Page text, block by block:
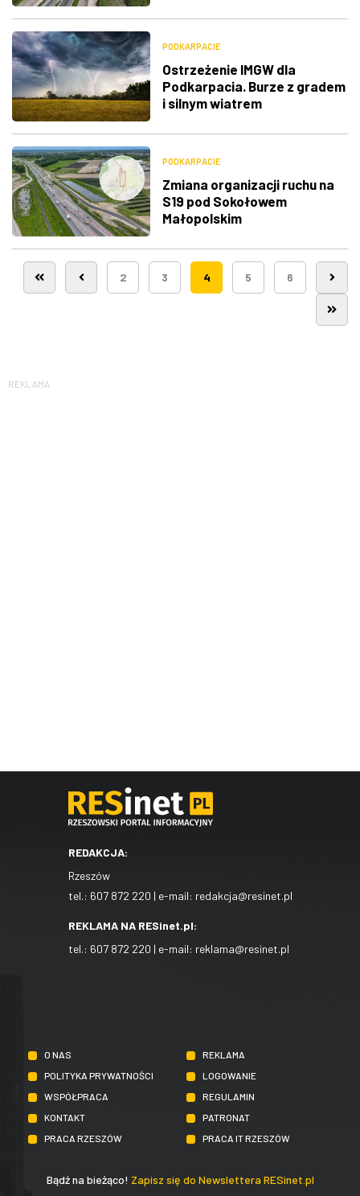
Barwinka
PODKARPACIE
Ostrzeżenie IMGW dla
Podkarpacia. Burze z gradem
i silnym wiatrem
PODKARPACIE
Zmiana organizacji ruchu na
S19 pod Sokołowem
Małopolskim
2 3 4 5 6
REKLAMA
REDAKCJA:
Rzeszów
tel.: 607 872 220 | e-mail: redakcja@resinet.pl
REKLAMA NA RESinet.pl:
tel.: 607 872 220 | e-mail: reklama@resinet.pl
O NAS
REKLAMA
POLITYKA PRYWATNOŚCI
LOGOWANIE
WSPÓŁPRACA
REGULAMIN
KONTAKT
PATRONAT
PRACA RZESZÓW
PRACA IT RZESZÓW
Bądź na bieżąco! Zapisz się do Newslettera RESinet.pl